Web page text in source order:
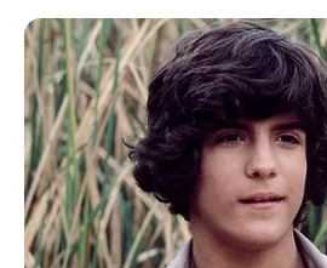
HOME
INSPIRASI
STYLE
FILM &
SERIES
NGAKAK
QUOTES
HYPE
MORE